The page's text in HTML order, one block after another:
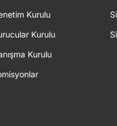
Kurulu
Kurulu
Kurulu